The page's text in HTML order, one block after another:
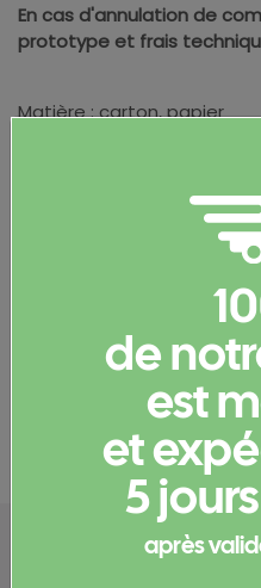
En cas d'annulation de
prototype et frais
Matière : carton, papier
Informations
Documents et
de
est
et
5
après